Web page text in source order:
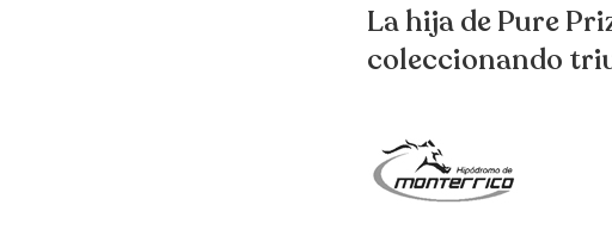
La hija de Pure
coleccionando